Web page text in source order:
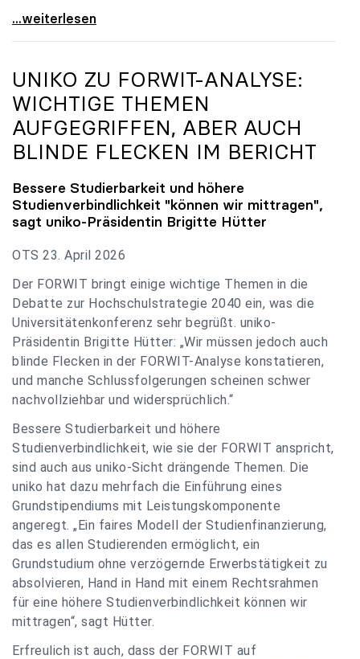
uniko zu Budgetverhandlungen: Universitäten sind
...weiterlesen
UNIKO ZU FORWIT-ANALYSE:
WICHTIGE THEMEN
AUFGEGRIFFEN, ABER AUCH
BLINDE FLECKEN IM BERICHT
Bessere Studierbarkeit und höhere
Studienverbindlichkeit "können wir mittragen",
sagt uniko-Präsidentin Brigitte Hütter
OTS 23. April 2026
Der FORWIT bringt einige wichtige Themen in die
Debatte zur Hochschulstrategie 2040 ein, was die
Universitätenkonferenz sehr begrüßt. uniko-
Präsidentin Brigitte Hütter: „Wir müssen jedoch auch
blinde Flecken in der FORWIT-Analyse konstatieren,
und manche Schlussfolgerungen scheinen schwer
nachvollziehbar und widersprüchlich.“
Bessere Studierbarkeit und höhere
Studienverbindlichkeit, wie sie der FORWIT anspricht,
sind auch aus uniko-Sicht drängende Themen. Die
uniko hat dazu mehrfach die Einführung eines
Grundstipendiums mit Leistungskomponente
angeregt. „Ein faires Modell der Studienfinanzierung,
das es allen Studierenden ermöglicht, ein
Grundstudium ohne verzögernde Erwerbstätigkeit zu
absolvieren, Hand in Hand mit einem Rechtsrahmen
für eine höhere Studienverbindlichkeit können wir
mittragen“, sagt Hütter.
Erfreulich ist auch, dass der FORWIT auf